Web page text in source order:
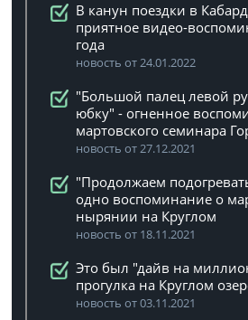
В канун поездки в
приятное видео-
года
новость от 24.01.2022
"Большой палец левой
юбку" - огненное
мартовского семинара
новость от 27.12.2021
"Продолжаем
одно воспоминание о
нырянии на Круглом
новость от 18.11.2021
Это был "дайв на
прогулка на Круглом
новость от 03.11.2021